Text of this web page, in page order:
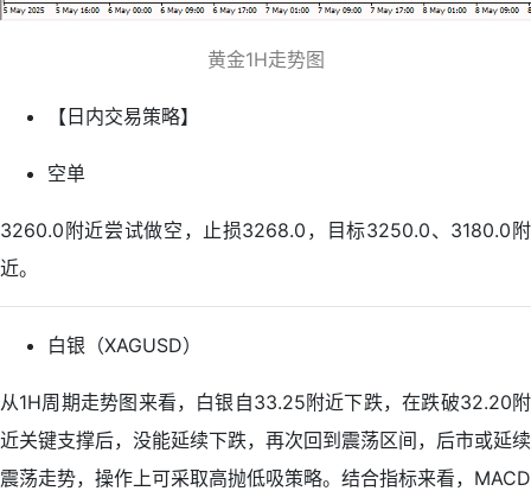
黄金1H走势图
【日内交易策略】
空单
3260.0附近尝试做空，止损3268.0，目标3250.0、3180.0附
近。
白银（XAGUSD）
从1H周期走势图来看，白银自33.25附近下跌，在跌破32.20附
近关键支撑后，没能延续下跌，再次回到震荡区间，后市或延续
震荡走势，操作上可采取高抛低吸策略。结合指标来看，MACD